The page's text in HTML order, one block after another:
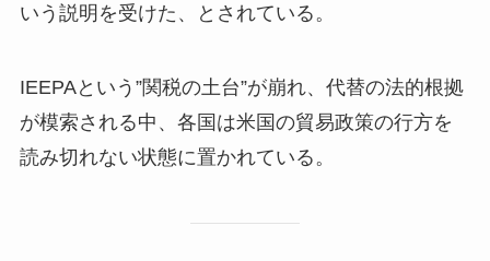
いう説明を受けた、とされている。
IEEPAという”関税の土台”が崩れ、代替の法的根拠
が模索される中、各国は米国の貿易政策の行方を
読み切れない状態に置かれている。